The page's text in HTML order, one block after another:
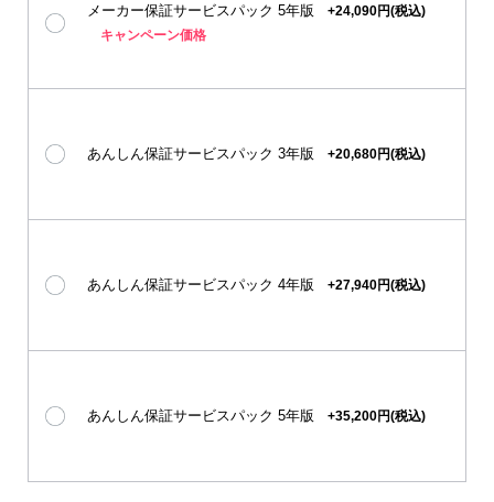
メーカー保証サービスパック 5年版
+24,090円(税込)
キャンペーン価格
あんしん保証サービスパック 3年版 +20,680円(税込)
あんしん保証サービスパック 4年版 +27,940円(税込)
あんしん保証サービスパック 5年版 +35,200円(税込)